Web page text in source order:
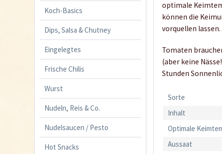
Koch-Basics
Dips, Salsa & Chutney
Eingelegtes
Frische Chilis
Wurst
Nudeln, Reis & Co.
Nudelsaucen / Pesto
Hot Snacks
optimale
können die
vorquellen
Tomaten
(aber keine
Stunden
Sorte
Inhalt
Optimale
Aussaat